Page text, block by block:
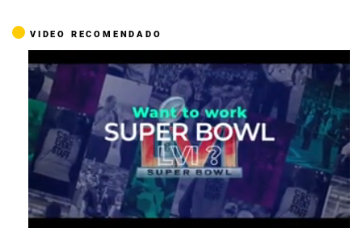
VIDEO RECOMENDADO